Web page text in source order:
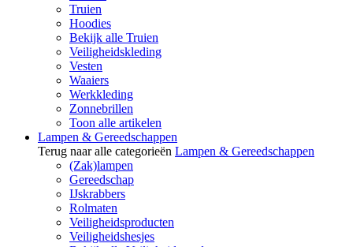
Truien
Hoodies
Bekijk alle Truien
Veiligheidskleding
Vesten
Waaiers
Werkkleding
Zonnebrillen
Toon alle artikelen
Lampen & Gereedschappen
Terug naar alle categorieën Lampen & Gereedschappen
(Zak)lampen
Gereedschap
IJskrabbers
Rolmaten
Veiligheidsproducten
Veiligheidshesjes